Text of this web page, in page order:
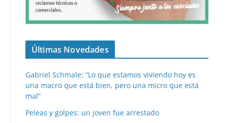
Últimas Novedades
Gabriel Schmale: “Lo que estamos viviendo hoy es
una macro que está bien, pero una micro que está
mal”
Peleas y golpes: un joven fue arrestado